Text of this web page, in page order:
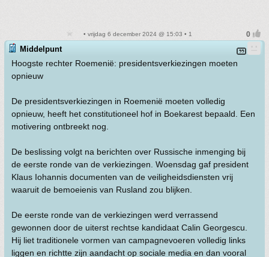
• vrijdag 6 december 2024 @ 15:03 • 1
Middelpunt
Hoogste rechter Roemenië: presidentsverkiezingen moeten
opnieuw
De presidentsverkiezingen in Roemenië moeten volledig
opnieuw, heeft het constitutioneel hof in Boekarest bepaald. Een
motivering ontbreekt nog.
De beslissing volgt na berichten over Russische inmenging bij
de eerste ronde van de verkiezingen. Woensdag gaf president
Klaus Iohannis documenten van de veiligheidsdiensten vrij
waaruit de bemoeienis van Rusland zou blijken.
De eerste ronde van de verkiezingen werd verrassend
gewonnen door de uiterst rechtse kandidaat Calin Georgescu.
Hij liet traditionele vormen van campagnevoeren volledig links
liggen en richtte zijn aandacht op sociale media en dan vooral